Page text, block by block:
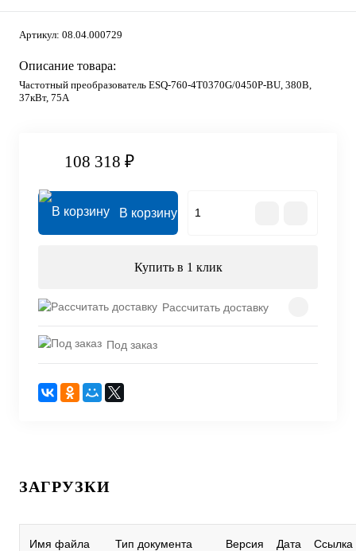
Артикул: 08.04.000729
Описание товара:
Частотный преобразователь ESQ-760-4T0370G/0450P-BU, 380В,
37кВт, 75А
108 318 ₽
В корзину
Купить в 1 клик
Рассчитать доставку
Под заказ
ЗАГРУЗКИ
Имя файла Тип документа Версия Дата Ссылка